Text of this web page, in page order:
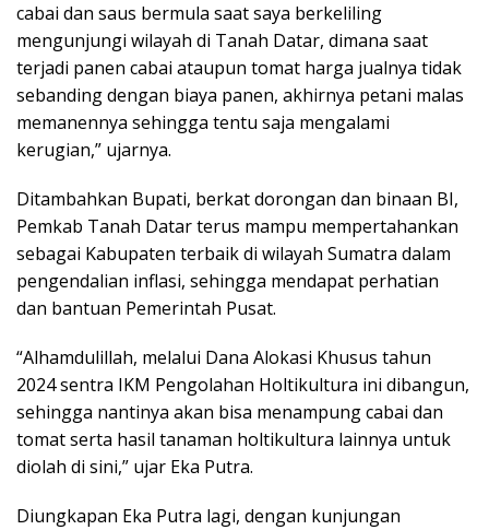
cabai dan saus bermula saat saya berkeliling
mengunjungi wilayah di Tanah Datar, dimana saat
terjadi panen cabai ataupun tomat harga jualnya tidak
sebanding dengan biaya panen, akhirnya petani malas
memanennya sehingga tentu saja mengalami
kerugian,” ujarnya.
Ditambahkan Bupati, berkat dorongan dan binaan BI,
Pemkab Tanah Datar terus mampu mempertahankan
sebagai Kabupaten terbaik di wilayah Sumatra dalam
pengendalian inflasi, sehingga mendapat perhatian
dan bantuan Pemerintah Pusat.
“Alhamdulillah, melalui Dana Alokasi Khusus tahun
2024 sentra IKM Pengolahan Holtikultura ini dibangun,
sehingga nantinya akan bisa menampung cabai dan
tomat serta hasil tanaman holtikultura lainnya untuk
diolah di sini,” ujar Eka Putra.
Diungkapan Eka Putra lagi, dengan kunjungan